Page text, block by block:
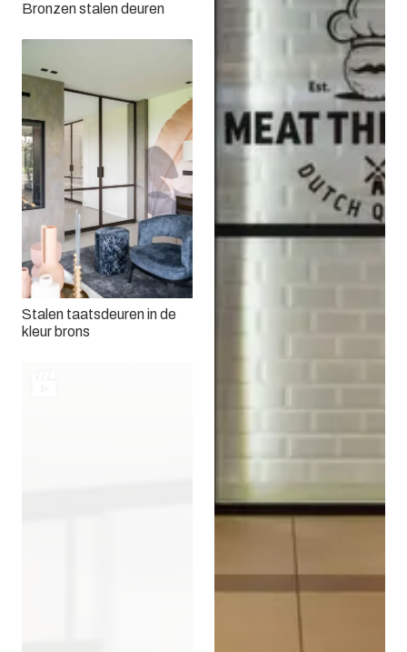
Bronzen stalen deuren
Stalen taatsdeuren in de
kleur brons